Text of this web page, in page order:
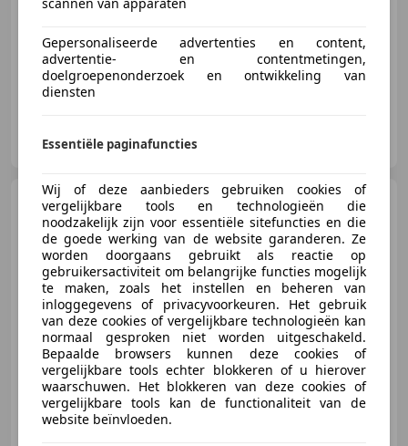
05/1974 21.211 km Benzine 147 kW (200 PK)
NL-6718 XN EDE
Alfa Romeo Montreal
Oro Metallizato - Avana -
€ 89.500
06/1974 15.114 km Benzine 169 kW (230 PK)
Gepersonaliseerde advertenties en content,
advertentie- en contentmetingen,
doelgroepenonderzoek en ontwikkeling van
diensten
Essentiële paginafuncties
Wij of deze aanbieders gebruiken cookies of
vergelijkbare tools en technologieën die
noodzakelijk zijn voor essentiële sitefuncties en die
de goede werking van de website garanderen. Ze
worden doorgaans gebruikt als reactie op
gebruikersactiviteit om belangrijke functies mogelijk
te maken, zoals het instellen en beheren van
inloggegevens of privacyvoorkeuren. Het gebruik
van deze cookies of vergelijkbare technologieën kan
normaal gesproken niet worden uitgeschakeld.
Bepaalde browsers kunnen deze cookies of
vergelijkbare tools echter blokkeren of u hierover
waarschuwen. Het blokkeren van deze cookies of
vergelijkbare tools kan de functionaliteit van de
website beïnvloeden.